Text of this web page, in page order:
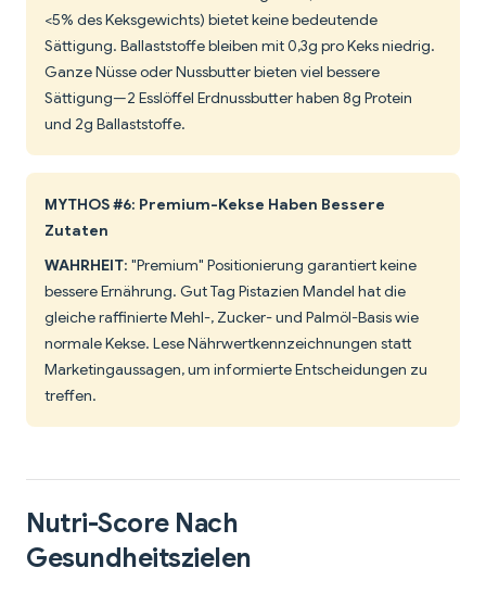
<5% des Keksgewichts) bietet keine bedeutende
Sättigung. Ballaststoffe bleiben mit 0,3g pro Keks niedrig.
Ganze Nüsse oder Nussbutter bieten viel bessere
Sättigung—2 Esslöffel Erdnussbutter haben 8g Protein
und 2g Ballaststoffe.
MYTHOS #6: Premium-Kekse Haben Bessere
Zutaten
WAHRHEIT: "Premium" Positionierung garantiert keine
bessere Ernährung. Gut Tag Pistazien Mandel hat die
gleiche raffinierte Mehl-, Zucker- und Palmöl-Basis wie
normale Kekse. Lese Nährwertkennzeichnungen statt
Marketingaussagen, um informierte Entscheidungen zu
treffen.
Nutri-Score Nach
Gesundheitszielen